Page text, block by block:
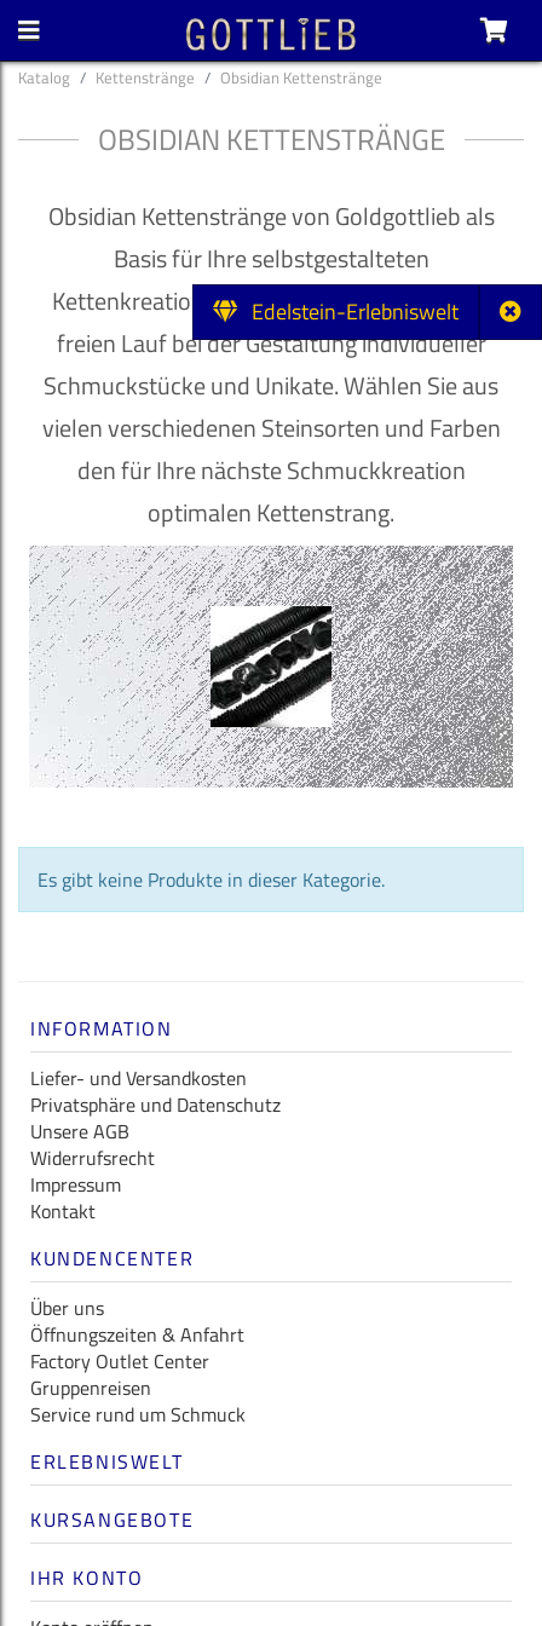
Edelstein-Erlebniswelt
Katalog Kettenstränge Obsidian Kettenstränge
OBSIDIAN KETTENSTRÄNGE
Obsidian Kettenstränge von Goldgottlieb als
Basis für Ihre selbstgestalteten
Kettenkreationen. Lassen Sie Ihrer Fantasie
freien Lauf bei der Gestaltung individueller
Schmuckstücke und Unikate. Wählen Sie aus
vielen verschiedenen Steinsorten und Farben
den für Ihre nächste Schmuckkreation
optimalen Kettenstrang.
Es gibt keine Produkte in dieser Kategorie.
INFORMATION
Liefer- und Versandkosten
Privatsphäre und Datenschutz
Unsere AGB
Widerrufsrecht
Impressum
Kontakt
KUNDENCENTER
Über uns
Öffnungszeiten & Anfahrt
Factory Outlet Center
Gruppenreisen
Service rund um Schmuck
ERLEBNISWELT
KURSANGEBOTE
IHR KONTO